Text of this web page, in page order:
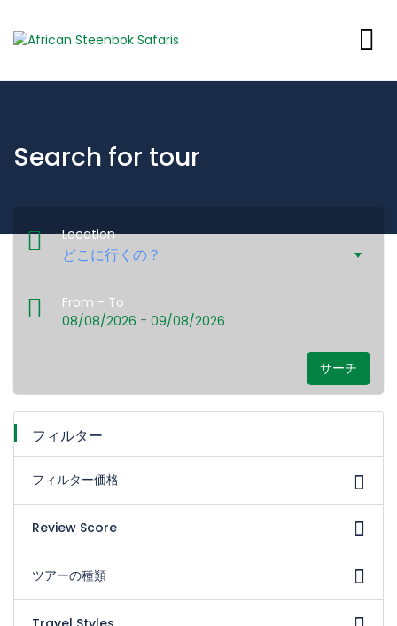
Search for tour
Location
From - To
08/08/2026 - 09/08/2026
サーチ
フィルター
フィルター価格
Review Score
ツアーの種類